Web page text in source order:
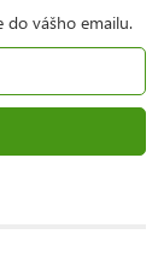
do vášho emailu.